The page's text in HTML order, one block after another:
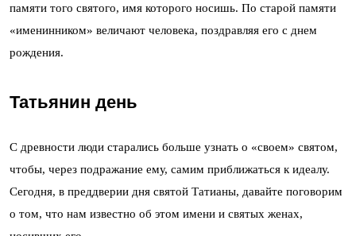
памяти того святого, имя которого носишь. По старой памяти
«именинником» величают человека, поздравляя его с днем
рождения.
Татьянин день
С древности люди старались больше узнать о «своем» святом,
чтобы, через подражание ему, самим приближаться к идеалу.
Сегодня, в преддверии дня святой Татианы, давайте поговорим
о том, что нам известно об этом имени и святых женах,